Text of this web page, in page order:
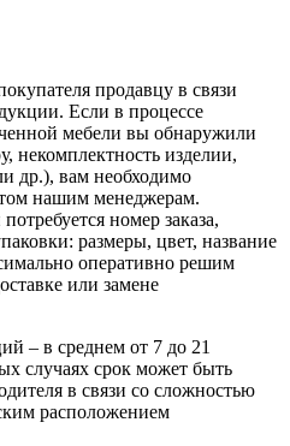
продавцу в связи
Если в процессе
мебели вы обнаружили
некомплектность изделии,
др.), вам необходимо
нашим менеджерам.
номер заказа,
размеры, цвет, название
оперативно решим
или замене
– в среднем от 7 до 21
случаях срок может быть
в связи со сложностью
расположением